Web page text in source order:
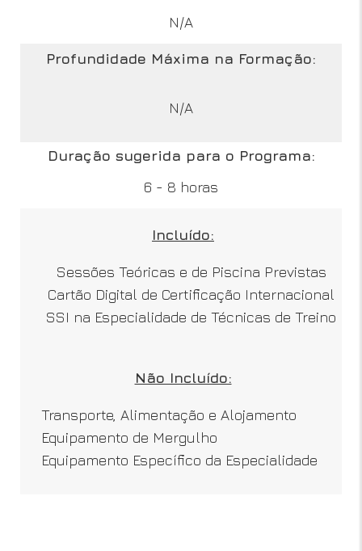
N/A
Profundidade Máxima na Formação:
N/A
Duração sugerida para o Programa:
6 - 8 horas
Incluído:
Sessões Teóricas e de Piscina Previstas
Cartão Digital de Certificação Internacional
SSI na Especialidade de Técnicas de Treino
Não Incluído:
Transporte, Alimentação e Alojamento
Equipamento de Mergulho
Equipamento Específico da Especialidade